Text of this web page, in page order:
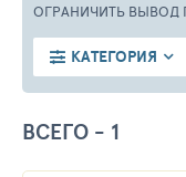
ОГРАНИЧИТЬ ВЫВОД
КАТЕГОРИЯ
ВСЕГО - 1